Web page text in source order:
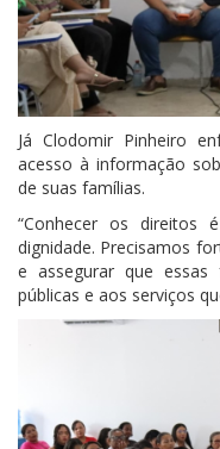
Já Clodomir Pinheiro
acesso à informação
de suas famílias.
“Conhecer os direitos
dignidade. Precisamos
e assegurar que essas
públicas e aos serviços